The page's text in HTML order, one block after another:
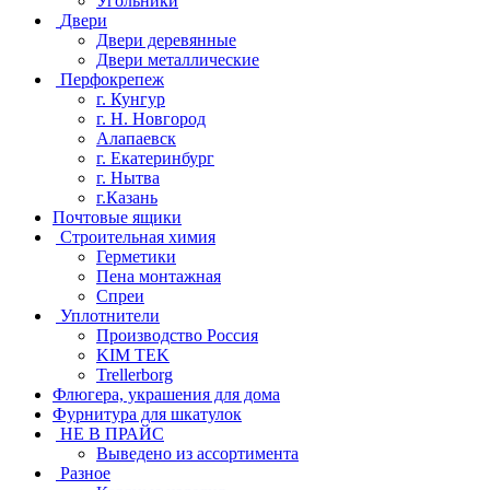
Двери
Двери деревянные
Двери металлические
Перфокрепеж
г. Кунгур
г. Н. Новгород
Алапаевск
г. Екатеринбург
г. Нытва
г.Казань
Почтовые ящики
Строительная химия
Герметики
Пена монтажная
Спреи
Уплотнители
Производство Россия
KIM TEK
Trellerborg
Флюгера, украшения для дома
Фурнитура для шкатулок
НЕ В ПРАЙС
Выведено из ассортимента
Разное